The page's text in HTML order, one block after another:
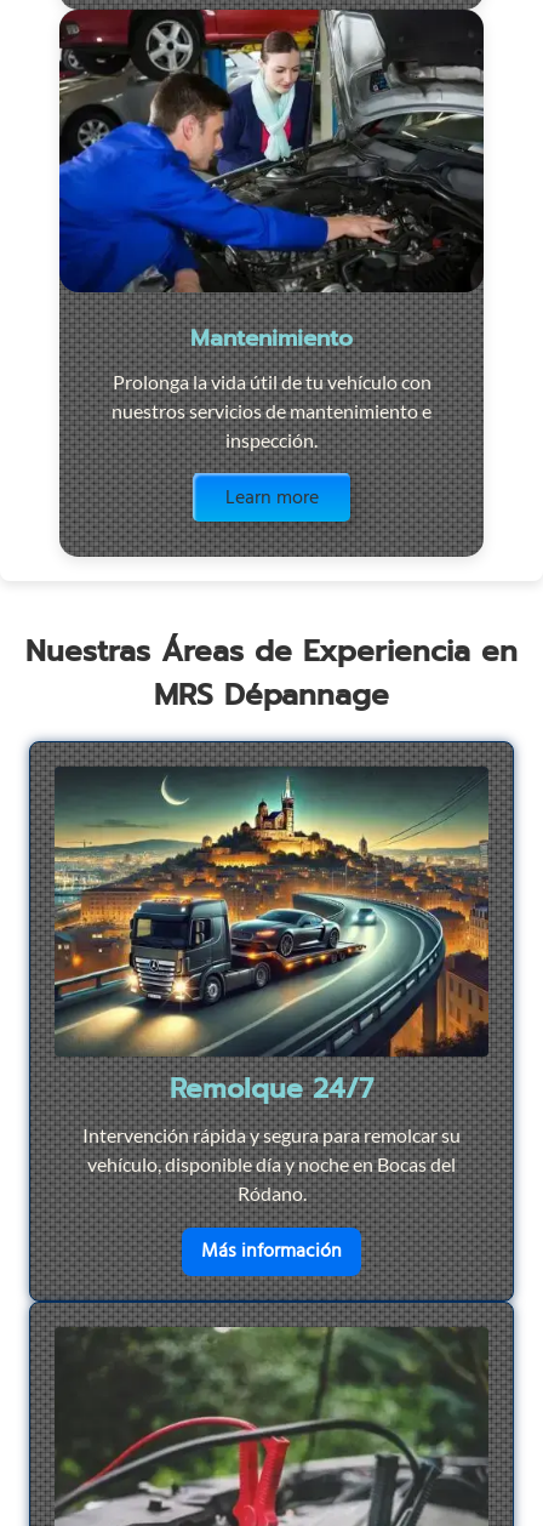
Mantenimiento
Prolonga la vida útil de tu vehículo con
nuestros servicios de mantenimiento e
inspección.
Learn more
Nuestras Áreas de Experiencia en
MRS Dépannage
Remolque 24/7
Intervención rápida y segura para remolcar su
vehículo, disponible día y noche en Bocas del
Ródano.
Más informaciónen savoir plus sur